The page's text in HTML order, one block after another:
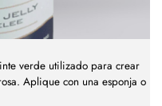
verde utilizado para crear
Aplique con una esponja o